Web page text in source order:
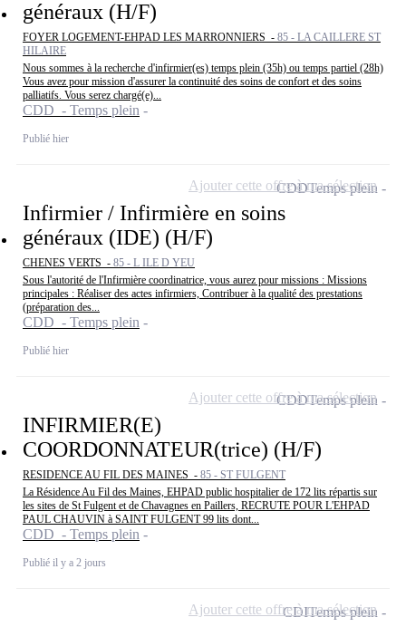
généraux (H/F)
FOYER LOGEMENT-EHPAD LES MARRONNIERS - 85 - LA CAILLERE ST
HILAIRE
Nous sommes à la recherche d'infirmier(es) temps plein (35h) ou temps partiel (28h)
Vous avez pour mission d'assurer la continuité des soins de confort et des soins
palliatifs. Vous serez chargé(e)...
CDD - Temps plein
Publié hier
Infirmier / Infirmière en soins
généraux (IDE) (H/F)
CHENES VERTS - 85 - L ILE D YEU
Sous l'autorité de l'Infirmière coordinatrice, vous aurez pour missions : Missions
principales : Réaliser des actes infirmiers, Contribuer à la qualité des prestations
(préparation des...
CDD - Temps plein
Publié hier
CDDTemps plein
Ajouter cette offre à ma sélection
INFIRMIER(E)
COORDONNATEUR(trice) (H/F)
RESIDENCE AU FIL DES MAINES - 85 - ST FULGENT
La Résidence Au Fil des Maines, EHPAD public hospitalier de 172 lits répartis sur
les sites de St Fulgent et de Chavagnes en Paillers, RECRUTE POUR L'EHPAD
PAUL CHAUVIN à SAINT FULGENT 99 lits dont...
CDD - Temps plein
Publié il y a 2 jours
CDDTemps plein
Ajouter cette offre à ma sélection
CDITemps plein
Ajouter cette offre à ma sélection